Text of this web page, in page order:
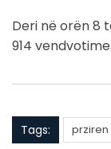
Deri në orën 8
914 vendvotime.
Tags: prziren